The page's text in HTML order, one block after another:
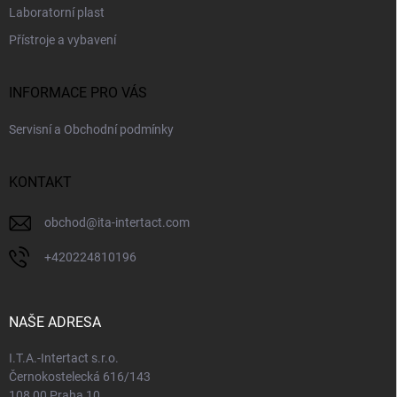
Laboratorní plast
Přístroje a vybavení
INFORMACE PRO VÁS
Servisní a Obchodní podmínky
KONTAKT
obchod@ita-intertact.com
+420224810196
NAŠE ADRESA
I.T.A.-Intertact s.r.o.
Černokostelecká 616/143